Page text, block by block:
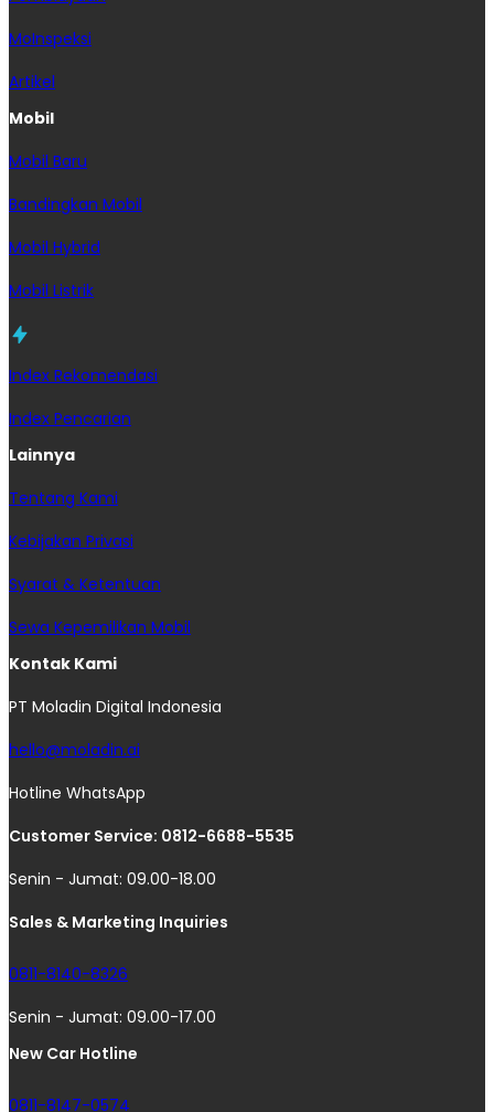
MoInspeksi
Artikel
Mobil
Mobil Baru
Bandingkan Mobil
Mobil Hybrid
Mobil Listrik
Index Rekomendasi
Index Pencarian
Lainnya
Tentang Kami
Kebijakan Privasi
Syarat & Ketentuan
Sewa Kepemilikan Mobil
Kontak Kami
PT Moladin Digital Indonesia
hello@moladin.ai
Hotline WhatsApp
Customer Service: 0812-6688-5535
Senin - Jumat: 09.00-18.00
Sales & Marketing Inquiries
0811-8140-8326
Senin - Jumat: 09.00-17.00
New Car Hotline
0811-8147-0574